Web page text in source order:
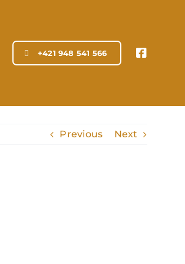
+421 948 541 566
Previous Next